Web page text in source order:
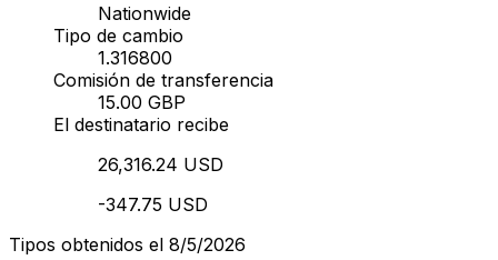
Nationwide
Tipo de cambio
1.316800
Comisión de transferencia
15.00 GBP
El destinatario recibe
26,316.24 USD
-347.75 USD
Tipos obtenidos el 8/5/2026